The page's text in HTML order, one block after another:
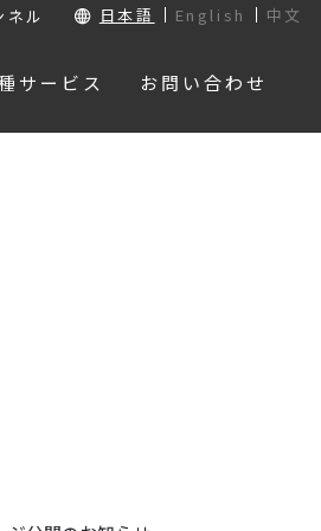
ネル 日本語 English 中文
サービス お問い合わせ